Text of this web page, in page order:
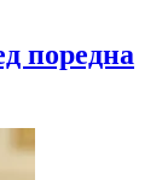
поредна